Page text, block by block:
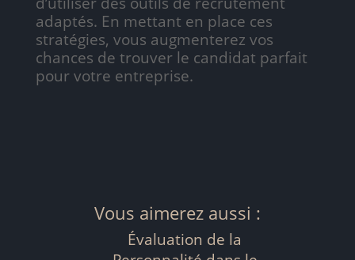
adaptés. En mettant en place ces
stratégies, vous augmenterez vos
chances de trouver le candidat parfait
pour votre entreprise.
Vous aimerez aussi :
Évaluation de la